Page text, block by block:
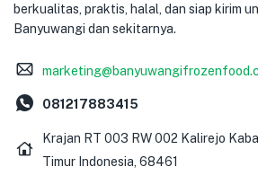
berkualitas, praktis, halal, dan siap kirim
Banyuwangi dan sekitarnya.
081217883415
Krajan RT 003 RW 002 Kalirejo
Timur Indonesia, 68461